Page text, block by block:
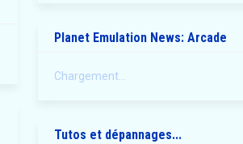
Planet Emulation News: Arcade
Chargement...
Tutos et dépannages...